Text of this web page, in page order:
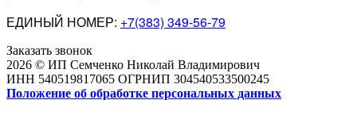
ЕДИНЫЙ НОМЕР: +7(383) 349-56-79
Заказать звонок
2026 © ИП Семченко Николай Владимирович
ИНН 540519817065 ОГРНИП 304540533500245
Положение об обработке персональных данных